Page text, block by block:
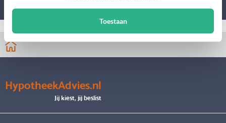
Toestaan
HypotheekAdvies.nl
Jij kiest, jij beslist